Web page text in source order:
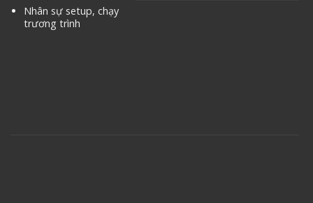
Nhân sự setup, chạy
trương trình